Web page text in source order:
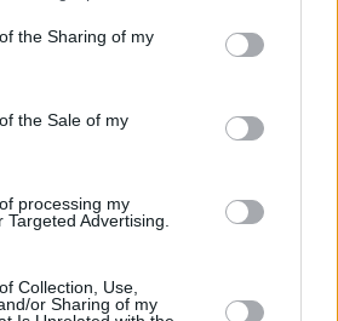
the Sharing of my
the Sale of my
processing my
Advertising.
Collection, Use,
or Sharing of my
Pociągiem z Polski do Włoch?!
w zespołach ratownictwa
w tzw. systemie finansowanym
w większości podwyżki dostali. Z
ratownikom dały.